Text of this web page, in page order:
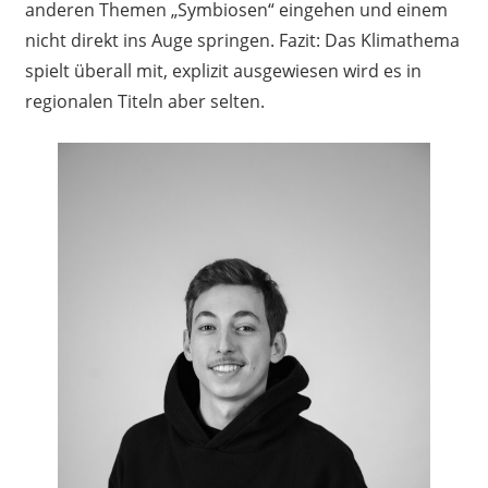
anderen Themen „Symbiosen“ eingehen und einem
nicht direkt ins Auge springen. Fazit: Das Klimathema
spielt überall mit, explizit ausgewiesen wird es in
regionalen Titeln aber selten.